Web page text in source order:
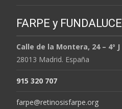
FARPE y FUNDALUCE
Calle de la Montera, 24 – 4º J
28013 Madrid. España
915 320 707
farpe@retinosisfarpe.org